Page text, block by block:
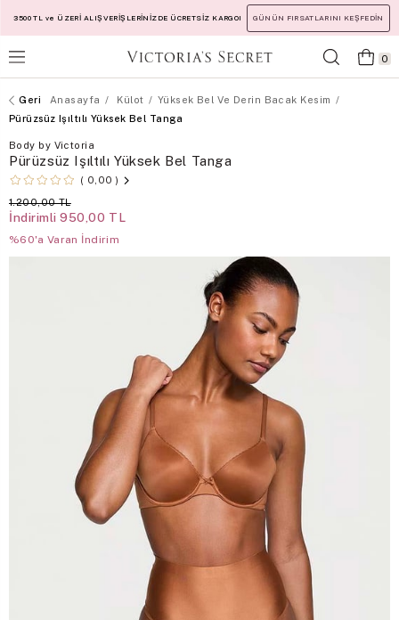
3500 TL ve ÜZERİ ALIŞVERİŞLERİNİZDE ÜCRETSİZ KARGO! GÜNÜN FIRSATLARINI KEŞFEDİN
0
Anasayfa Külot
Yüksek Bel Ve Derin Bacak Kesim
Pürüzsüz Işıltılı Yüksek Bel Tanga
Body by Victoria
Pürüzsüz Işıltılı Yüksek Bel Tanga
0,00
1.200,00 TL
İndirimli 950,00 TL
%60'a Varan İndirim